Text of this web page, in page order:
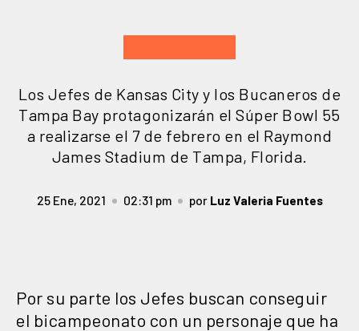
Los Jefes de Kansas City y los Bucaneros de
Tampa Bay protagonizarán el Súper Bowl 55
a realizarse el 7 de febrero en el Raymond
James Stadium de Tampa, Florida.
25 Ene, 2021 02:31 pm por Luz Valeria Fuentes
Por su parte los Jefes buscan conseguir
el bicampeonato con un personaje que ha